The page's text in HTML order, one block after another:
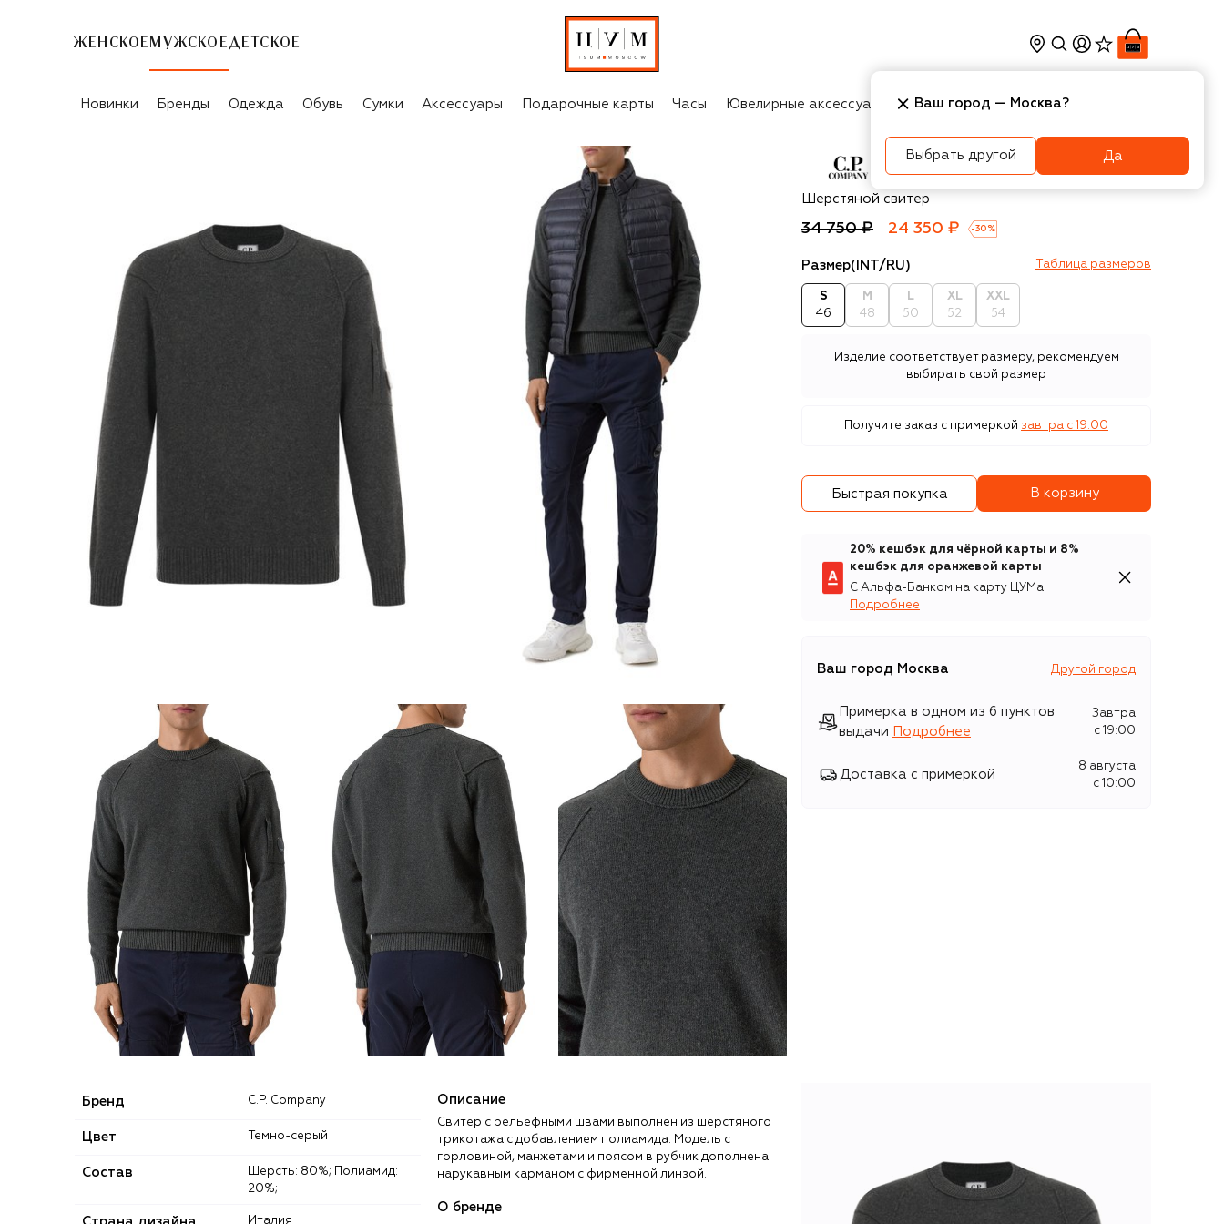
ЖЕНСКОЕ МУЖСКОЕ ДЕТСКОЕ
Новинки Бренды Одежда Обувь Сумки Аксессуары Подарочные карты Часы Ювелирные аксессуары Косметика Интерьер
C.P. Company
Шерстяной свитер
34 750 ₽ 24 350 ₽ -30 %
Размер(INT/RU) Таблица размеров
S
46
M
48
L
50
XL
52
XXL
54
Изделие соответствует размеру, рекомендуем
выбирать свой размер
Получите заказ с примеркой завтра c 19:00
Быстрая покупка В корзину
20% кешбэк для чёрной карты и 8%
кешбэк для оранжевой карты
С Альфа-Банком на карту ЦУМа
Подробнее
Ваш город Москва Другой город
Примерка в одном из 6 пунктов
выдачи
Подробнее
Завтра
c 19:00
Доставка с примеркой
8 августа
c 10:00
Бренд C.P. Company
Цвет Темно-серый
Состав
Шерсть: 80%; Полиамид:
20%;
Италия
Описание
Свитер с рельефными швами выполнен из шерстяного
трикотажа с добавлением полиамида. Модель с
горловиной, манжетами и поясом в рубчик дополнена
нарукавным карманом с фирменной линзой.
О бренде
Ваш город — Москва?
Выбрать другой Да